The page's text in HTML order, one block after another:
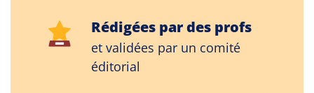
Rédigées par des profs
et validées par un comité
éditorial